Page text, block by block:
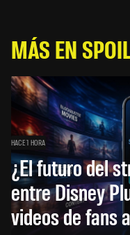
MÁS EN
HACE 1 HORA
¿El futuro del
entre Disney
videos de fans